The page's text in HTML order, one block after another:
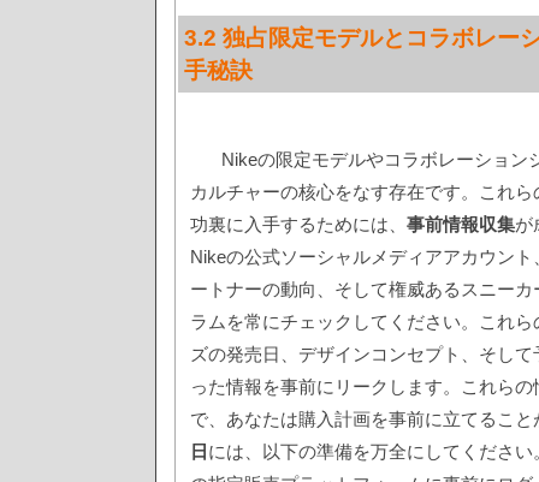
3.2 独占限定モデルとコラボレー
手秘訣
Nikeの限定モデルやコラボレーション
カルチャーの核心をなす存在です。これ
功裏に入手するためには、 事前情報収集が
Nikeの公式ソーシャルメディアアカウン
ートナーの動向、そして権威あるスニー
ラムを常にチェックしてください。これ
ズの発売日、デザインコンセプト、そし
った情報を事前にリークします。これら
で、あなたは購入計画を事前に立てること
日 には、以下の準備を万全にしてくださ